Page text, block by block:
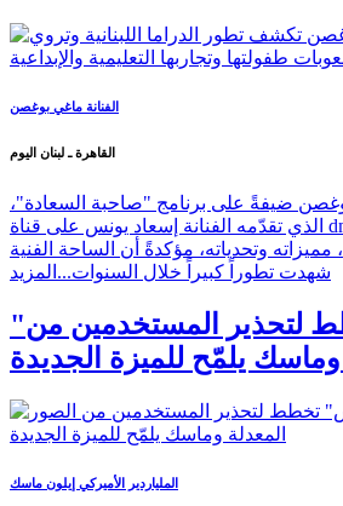
الفنانة ماغي بوغصن
القاهرة ـ لبنان اليوم
ضيفةً على برنامج "صاحبة السعادة"،
الذي تقدّمه الفنانة إسعاد يونس على قناة dmc، حيث تحدثت عن
مميزاته وتحدياته، مؤكدةً أن الساحة الفنية
شهدت تطوراً كبيراً خلال السنوات... المزيد
"إكس" تخطط لتحذير المستخدمين من
وماسك يلمّح للميزة الجديدة
الملياردير الأميركي إيلون ماسك